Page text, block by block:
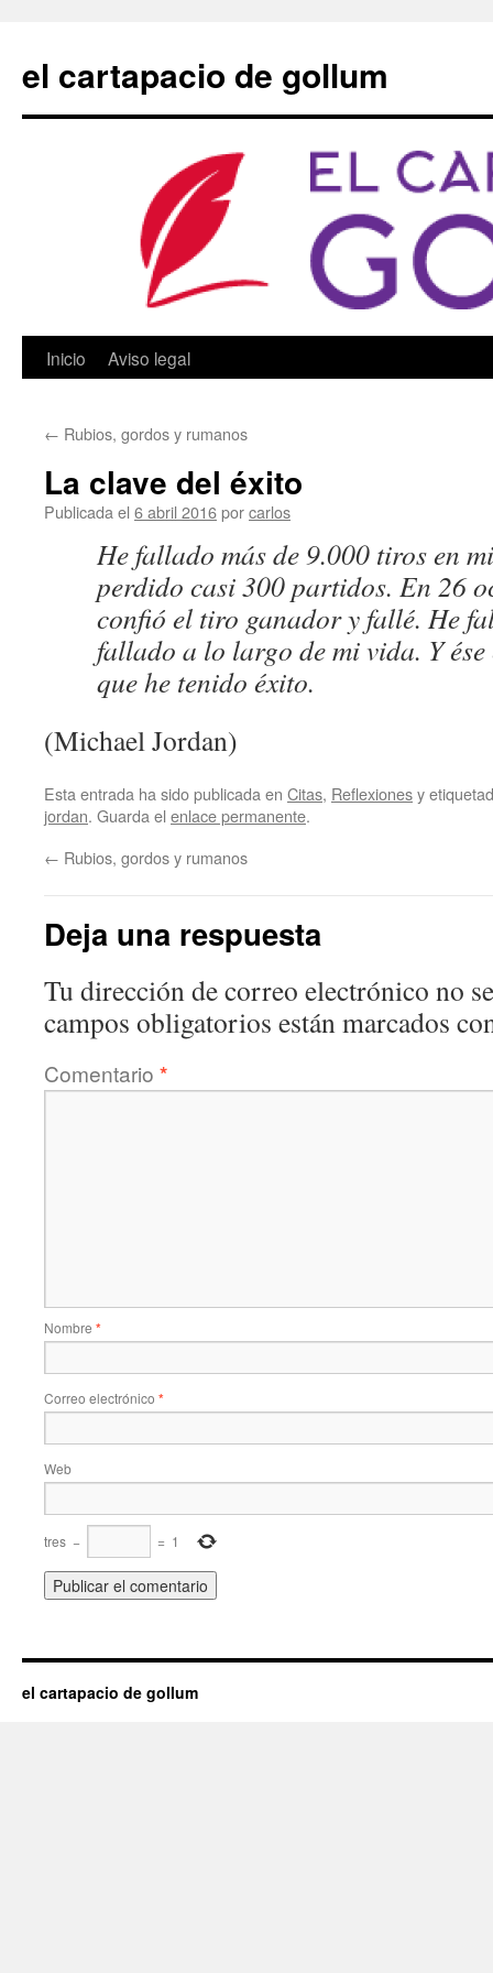
contenido
el cartapacio de gollum
Inicio Aviso legal
← Rubios, gordos y rumanos
La clave del éxito
Publicada el 6 abril 2016porcarlos
He fallado más de 9.000 tiros en
perdido casi 300 partidos. En 26
confió el tiro ganador y fallé. He
fallado a lo largo de mi vida. Y
que he tenido éxito.
(Michael Jordan)
Esta entrada ha sido publicada en Citas, Reflexionesy
jordan. Guarda el enlace permanente.
← Rubios, gordos y rumanos
Deja una respuesta
Tu dirección de correo electrónico no
campos obligatorios están marcados
Comentario *
Nombre *
Correo electrónico *
Web
tres − = 1
el cartapacio de gollum